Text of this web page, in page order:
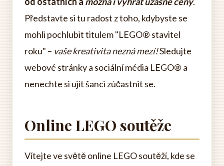
Představte si tu radost z toho, kdybyste se
mohli pochlubit titulem "LEGO® stavitel
roku" – vaše kreativita nezná mezí!Sledujte
webové stránky a sociální média LEGO® a
nenechte si ujít šanci zúčastnit se.
Online LEGO soutěže
Vítejte ve světě online LEGO soutěží, kde se